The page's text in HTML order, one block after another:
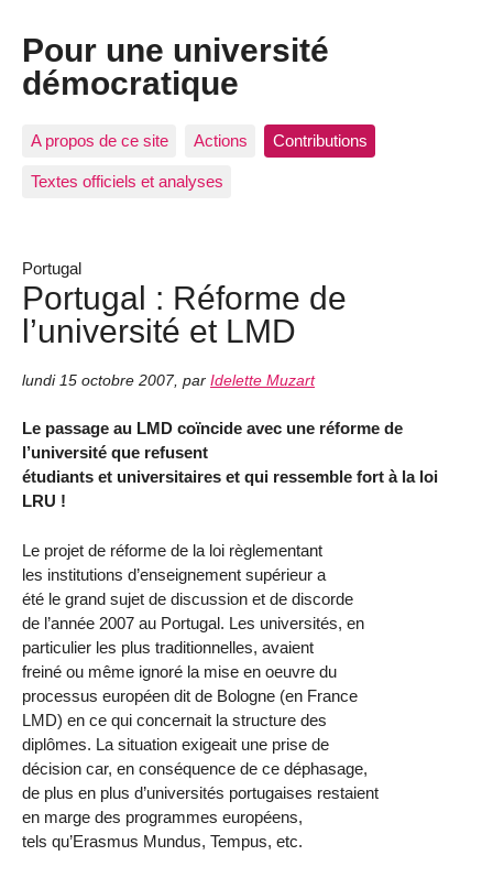
Pour une université
démocratique
A propos de ce site Actions Contributions
Textes officiels et analyses
Portugal
Portugal : Réforme de
l’université et LMD
lundi 15 octobre 2007, par Idelette Muzart
Le passage au LMD coïncide avec une réforme de
l’université que refusent
étudiants et universitaires et qui ressemble fort à la loi
LRU !
Le projet de réforme de la loi règlementant
les institutions d’enseignement supérieur a
été le grand sujet de discussion et de discorde
de l’année 2007 au Portugal. Les universités, en
particulier les plus traditionnelles, avaient
freiné ou même ignoré la mise en oeuvre du
processus européen dit de Bologne (en France
LMD) en ce qui concernait la structure des
diplômes. La situation exigeait une prise de
décision car, en conséquence de ce déphasage,
de plus en plus d’universités portugaises restaient
en marge des programmes européens,
tels qu’Erasmus Mundus, Tempus, etc.